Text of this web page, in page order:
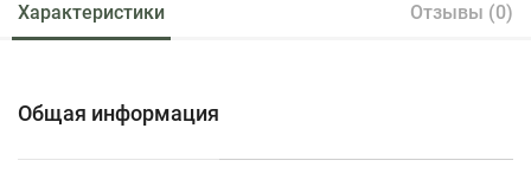
Характеристики Отзывы (0)
Общая информация